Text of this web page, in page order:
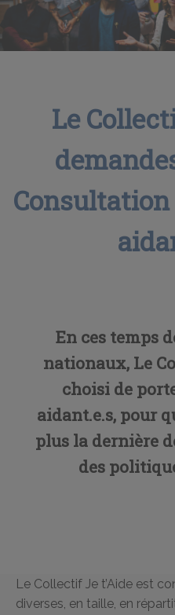
Le
En ces temps
nationaux, Le
choisi de
aidant.e.s, pour
plus la dernière
des
Le Collectif Je t’Aide est
diverses, en taille, en